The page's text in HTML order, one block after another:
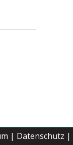
| Datenschutz |